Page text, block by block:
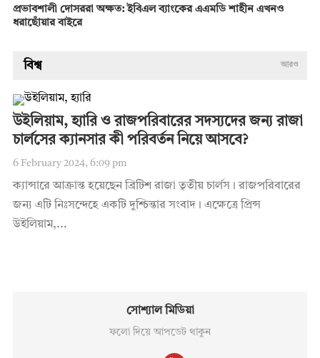
প্রভাবশালী দোসররা অক্ষত: ইবিএল ব্যাংকের এএমডি শাহীন এখনও
ধরাছোঁয়ার বাইরে
বিশ্ব আরও
উইলিয়াম, হ্যারি ও রাজপরিবারের সদস্যদের জন্য রাজা
চার্লসের ক্যানসার কী পরিবর্তন নিয়ে আসবে?
6 February 2024, 6:09 pm
ক্যান্সারে আক্রান্ত হয়েছেন ব্রিটিশ রাজা তৃতীয় চার্লস। রাজপরিবারের
জন্য এটি নিঃসন্দেহে একটি দুশ্চিন্তার সংবাদ। এক্ষেত্রে প্রিন্স
উইলিয়াম,...
সোশ্যাল মিডিয়া
ফলো দিয়ে আপডেট থাকুন